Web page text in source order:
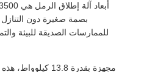
بصمة صغيرة دون التنازل
للممارسات الصديقة للبيئة
مجهزة بقدرة 13.8